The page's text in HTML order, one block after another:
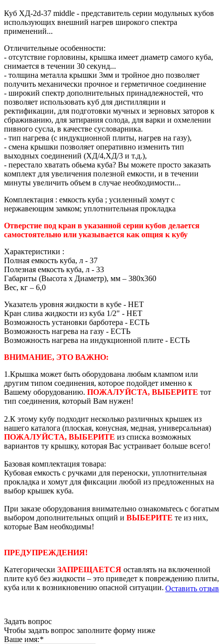
Куб ХД-2d-37 middle - представитель серии модульных кубов
использующих внешний нагрев широкого спектра
применений...
Отличительные особенности:
- отсутствие горловины, крышка имеет диаметр самого куба,
снимается в течении 30 секунд...
- толщина металла крышки 3мм и тройное дно позволяет
получить механически прочное и герметичное соединение
- широкий спектр дополнительных принадлежностей, что
позволяет использовать куб для дистилляции и
ректификации, для подготовки мучных и зерновых заторов к
сбраживанию, для затирания солода, для варки и охмелении
пивного сусла, в качестве сусловарника.
- тип нагрева (с индукционной плиты, нагрев на газу),
- смена крышки позволяет оперативно изменить тип
выходных соединений (ХД/4,ХД/3 и т.д.),
- перестало хватать обьема куба? Вы можете просто заказать
комплект для увеличения полезной емкости, и в течении
минуты увеличить объем в случае необходимости...
Комплектация : емкость куба ; усиленный хомут с
нержавеющим замком; уплотнительная прокладка
Отверстие под кран в указанной серии кубов делается
самостоятельно или указывается как опция к кубу
Характеристики :
Полная емкость куба, л - 37
Полезная емкость куба, л - 33
Габариты (Высота х Диаметр), мм – 380х360
Вес, кг – 6,0
Указатель уровня жидкости в кубе - НЕТ
Кран слива жидкости из куба 1/2" - НЕТ
Возможность установки барботера - ЕСТЬ
Возможность нагрева на газу - ЕСТЬ
Возможность нагрева на индукционной плите - ЕСТЬ
ВНИМАНИЕ, ЭТО ВАЖНО:
1.Крышка может быть оборудована любым клампом или
другим типом соединения, которое подойдет именно к
Вашему оборудованию. ПОЖАЛУЙСТА, ВЫБЕРИТЕ тот
тип соединения, который Вам нужен!
2.К этому кубу подходит несколько различных крышек из
нашего каталога (плоская, конусная, медная, универсальная)
ПОЖАЛУЙСТА, ВЫБЕРИТЕ из списка возможных
вариантов ту крышку, которая Вас устраивает больше всего!
Базовая комплектация товара:
Кубовая емкость с ручками для переноски, уплотнительная
прокладка и хомут для фиксации любой из предложенных на
выбор крышек куба.
При заказе оборудования внимательно ознакомьтесь с богатым
выбором дополнительных опций и ВЫБЕРИТЕ те из них,
которые Вам необходимы!
ПРЕДУПРЕЖДЕНИЯ!
Категорически ЗАПРЕЩАЕТСЯ оставлять на включенной
плите куб без жидкости – это приведет к повреждению плиты,
куба или к возникновению опасной ситуации. Оставить отзыв
Задать вопрос
Чтобы задать вопрос заполните форму ниже
Ваше имя:*